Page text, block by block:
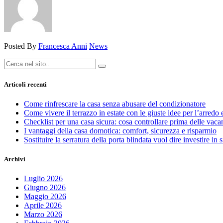
Posted By Francesca Anni News
Articoli recenti
Come rinfrescare la casa senza abusare del condizionatore
Come vivere il terrazzo in estate con le giuste idee per l’arredo
Checklist per una casa sicura: cosa controllare prima delle
I vantaggi della casa domotica: comfort, sicurezza e risparmio
Sostituire la serratura della porta blindata vuol dire investire in
Archivi
Luglio 2026
Giugno 2026
Maggio 2026
Aprile 2026
Marzo 2026